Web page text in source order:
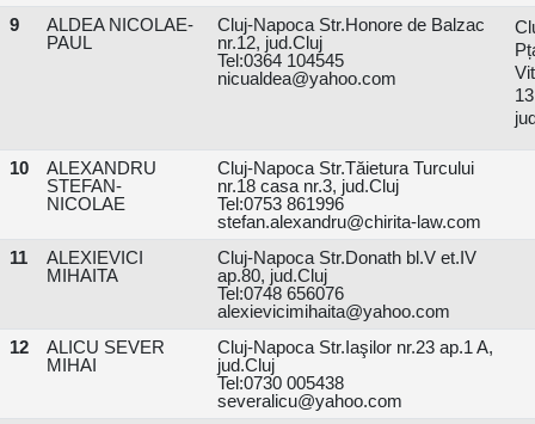
9
ALDEA NICOLAE-
PAUL
Cluj-Napoca Str.Honore de Balzac
nr.12, jud.Cluj
Tel:0364 104545
nicualdea@yahoo.com
10
ALEXANDRU
STEFAN-
NICOLAE
Cluj-Napoca Str.Tăietura Turcului
nr.18 casa nr.3, jud.Cluj
Tel:0753 861996
stefan.alexandru@chirita-law.com
11
ALEXIEVICI
MIHAITA
Cluj-Napoca Str.Donath bl.V et.IV
ap.80, jud.Cluj
Tel:0748 656076
alexievicimihaita@yahoo.com
12
ALICU SEVER
MIHAI
Cluj-Napoca Str.Iaşilor nr.23 ap.1 A,
jud.Cluj
Tel:0730 005438
severalicu@yahoo.com